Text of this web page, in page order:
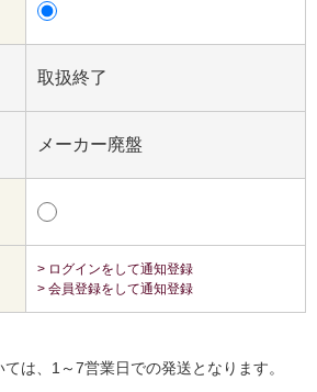
取扱終了
メーカー廃盤
> ログインをして通知登録
> 会員登録をして通知登録
は、1～7営業日での発送となります。